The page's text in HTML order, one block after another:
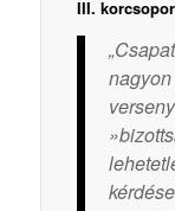
III.